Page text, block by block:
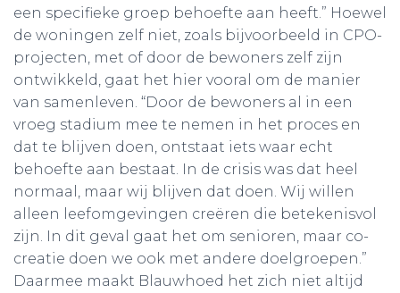
een specifieke groep behoefte aan heeft.” Hoewel
de woningen zelf niet, zoals bijvoorbeeld in CPO-
projecten, met of door de bewoners zelf zijn
ontwikkeld, gaat het hier vooral om de manier
van samenleven. “Door de bewoners al in een
vroeg stadium mee te nemen in het proces en
dat te blijven doen, ontstaat iets waar echt
behoefte aan bestaat. In de crisis was dat heel
normaal, maar wij blijven dat doen. Wij willen
alleen leefomgevingen creëren die betekenisvol
zijn. In dit geval gaat het om senioren, maar co-
creatie doen we ook met andere doelgroepen.”
Daarmee maakt Blauwhoed het zich niet altijd